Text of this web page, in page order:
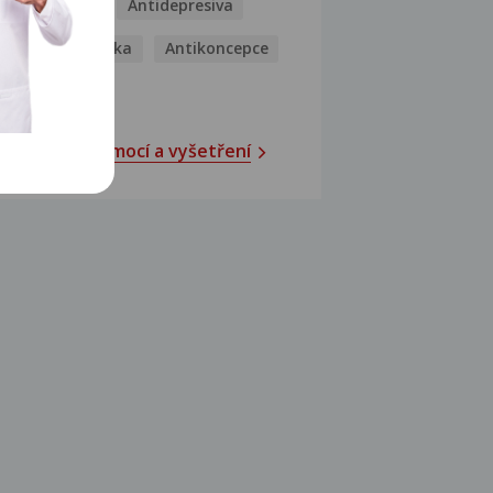
Antibiotika Antidepresiva
Antihistaminika Antikoncepce
Katalog nemocí a vyšetření